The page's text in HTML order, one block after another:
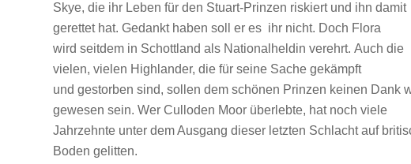
Skye, die ihr Leben für den Stuart-Prinzen riskiert und ihn damit
gerettet hat. Gedankt haben soll er es ihr nicht. Doch Flora
wird seitdem in Schottland als Nationalheldin verehrt. Auch die
vielen, vielen Highlander, die für seine Sache gekämpft
und gestorben sind, sollen dem schönen Prinzen keinen Dank
gewesen sein. Wer Culloden Moor überlebte, hat noch viele
Jahrzehnte unter dem Ausgang dieser letzten Schlacht auf
Boden gelitten.